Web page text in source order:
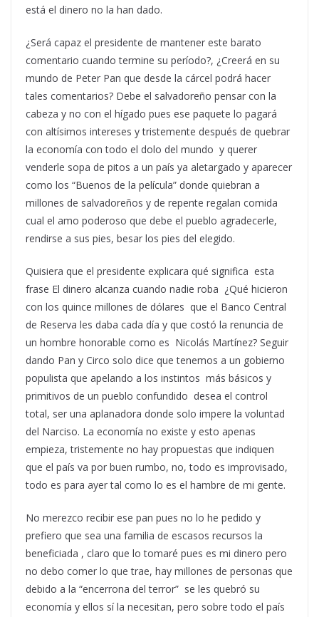
está el dinero no la han dado.
¿Será capaz el presidente de mantener este barato
comentario cuando termine su período?, ¿Creerá en su
mundo de Peter Pan que desde la cárcel podrá hacer
tales comentarios? Debe el salvadoreño pensar con la
cabeza y no con el hígado pues ese paquete lo pagará
con altísimos intereses y tristemente después de quebrar
la economía con todo el dolo del mundo y querer
venderle sopa de pitos a un país ya aletargado y aparecer
como los “Buenos de la película” donde quiebran a
millones de salvadoreños y de repente regalan comida
cual el amo poderoso que debe el pueblo agradecerle,
rendirse a sus pies, besar los pies del elegido.
Quisiera que el presidente explicara qué significa esta
frase El dinero alcanza cuando nadie roba ¿Qué hicieron
con los quince millones de dólares que el Banco Central
de Reserva les daba cada día y que costó la renuncia de
un hombre honorable como es Nicolás Martínez? Seguir
dando Pan y Circo solo dice que tenemos a un gobierno
populista que apelando a los instintos más básicos y
primitivos de un pueblo confundido desea el control
total, ser una aplanadora donde solo impere la voluntad
del Narciso. La economía no existe y esto apenas
empieza, tristemente no hay propuestas que indiquen
que el país va por buen rumbo, no, todo es improvisado,
todo es para ayer tal como lo es el hambre de mi gente.
No merezco recibir ese pan pues no lo he pedido y
prefiero que sea una familia de escasos recursos la
beneficiada , claro que lo tomaré pues es mi dinero pero
no debo comer lo que trae, hay millones de personas que
debido a la “encerrona del terror” se les quebró su
economía y ellos sí la necesitan, pero sobre todo el país